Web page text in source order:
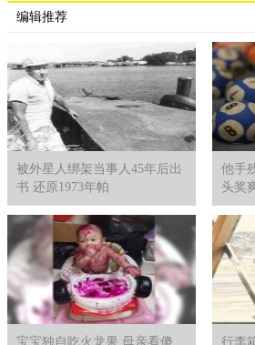
编辑推荐
被外星人绑架当事人45年后出
书 还原1973年帕
他手
头奖
宝宝独自吃火龙果 母亲看傻 行李